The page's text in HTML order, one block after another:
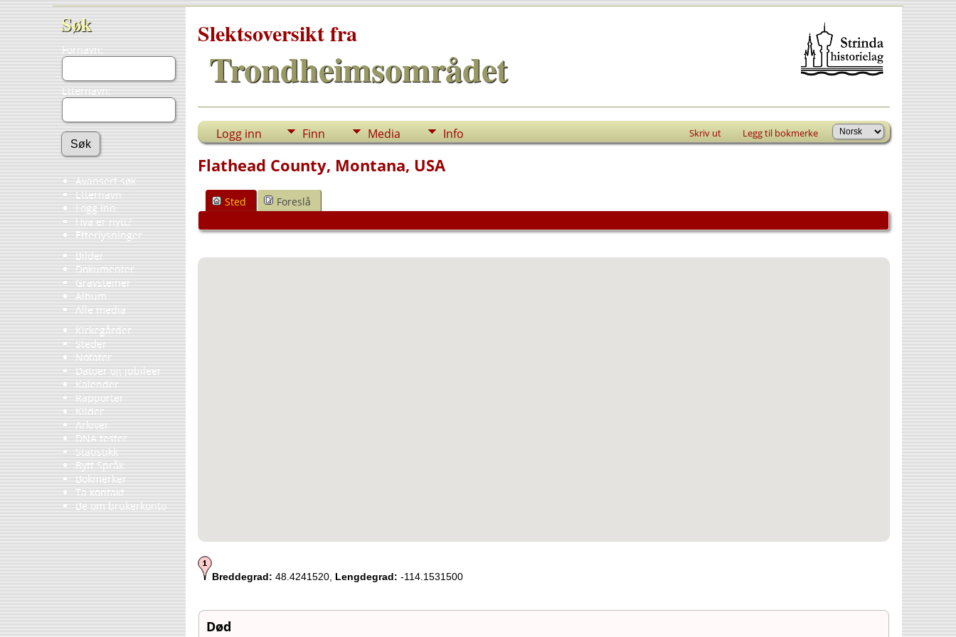
Søk
Fornavn:
Etternavn:
Avansert søk
Etternavn
Logg inn
Hva er nytt?
Etterlysninger
Bilder
Dokumenter
Gravsteiner
Album
Alle media
Kirkegårder
Steder
Notater
Datoer og jubileer
Kalender
Rapporter
Kilder
Arkiver
DNA tester
Statistikk
Bytt Språk
Bokmerker
Ta kontakt
Be om brukerkonto
Slektsoversikt fra
Trondheimsområdet
Logg inn Finn Media Info Skriv ut Legg til bokmerke
Flathead County, Montana, USA
Sted Foreslå
Breddegrad: 48.4241520, Lengdegrad: -114.1531500
Død